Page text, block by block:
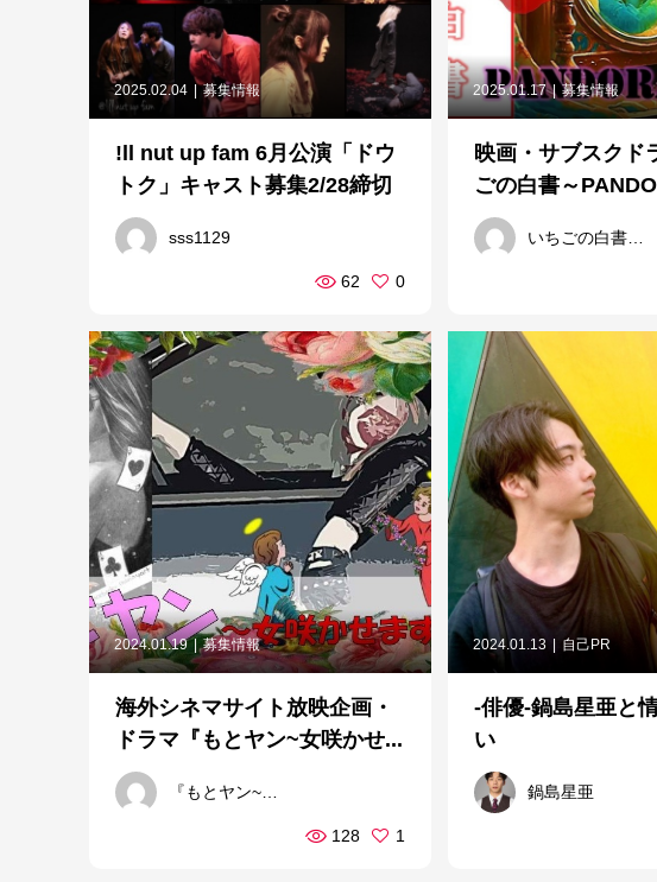
2025.02.04 募集情報
!ll nut up fam 6月公演「ドウ
トク」キャスト募集2/28締切
sss1129
62 0
2025.01.17 募集情報
映画・サブスクド
ごの白書～
いちごの白書～PANDORA～製作委員会
2024.01.19 募集情報
海外シネマサイト放映企画・
ドラマ『もとヤン~女咲かせ...
『もとヤン~女咲かせます~』製作委員会
128 1
2024.01.13 自己PR
-俳優-鍋島星亜と
い
鍋島星亜